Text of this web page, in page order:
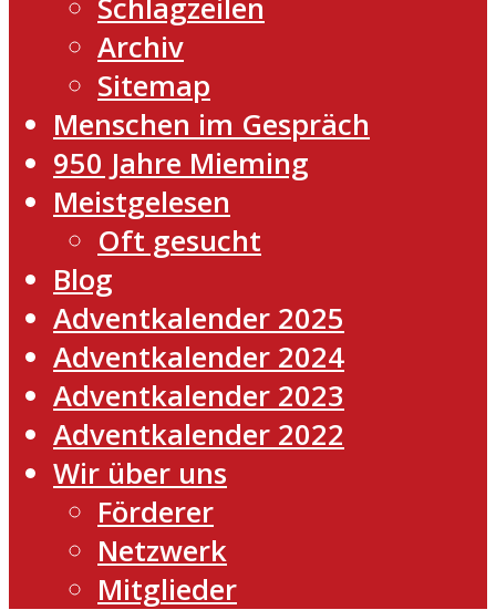
Schlagzeilen
Archiv
Sitemap
Menschen im Gespräch
950 Jahre Mieming
Meistgelesen
Oft gesucht
Blog
Adventkalender 2025
Adventkalender 2024
Adventkalender 2023
Adventkalender 2022
Wir über uns
Förderer
Netzwerk
Mitglieder